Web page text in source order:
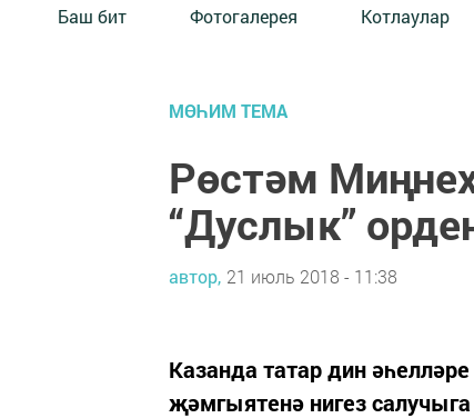
Баш бит Фотогалерея Котлаулар
МӨҺИМ ТЕМА
Рөстәм
“Дуслык”
автор, 21 июль 2018 - 11:38
Казанда татар дин
җәмгыятенә нигез